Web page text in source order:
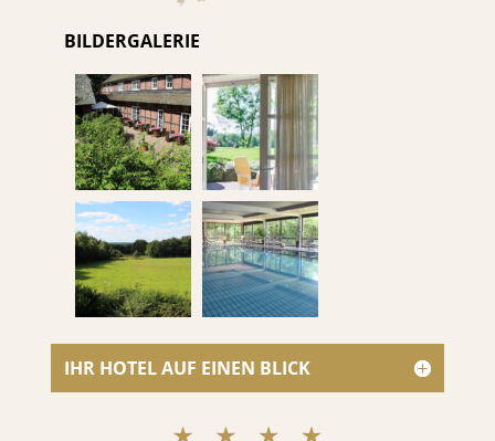
BILDERGALERIE
IHR HOTEL AUF EINEN BLICK